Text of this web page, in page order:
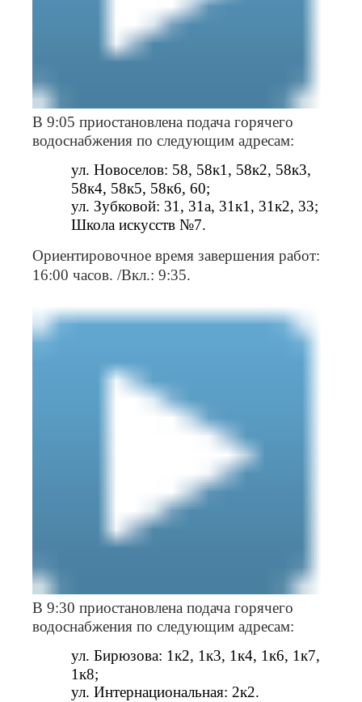
В 9:05 приостановлена подача горячего
водоснабжения по следующим адресам:
ул. Новоселов: 58, 58к1, 58к2, 58к3,
58к4, 58к5, 58к6, 60;
ул. Зубковой: 31, 31а, 31к1, 31к2, 33;
Школа искусств №7.
Ориентировочное время завершения работ:
16:00 часов. /Вкл.: 9:35.
В 9:30 приостановлена подача горячего
водоснабжения по следующим адресам:
ул. Бирюзова: 1к2, 1к3, 1к4, 1к6, 1к7,
1к8;
ул. Интернациональная: 2к2.